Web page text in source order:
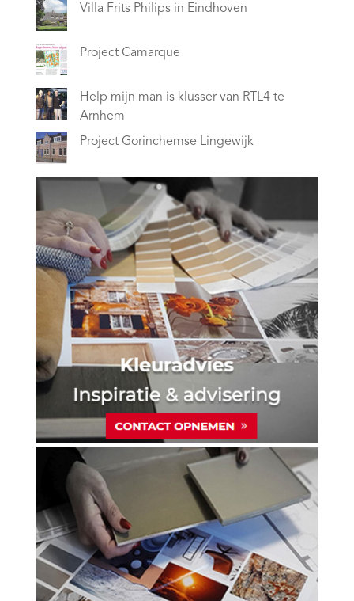
Villa Frits Philips in Eindhoven
Project Camarque
Help mijn man is klusser van RTL4 te
Arnhem
Project Gorinchemse Lingewijk